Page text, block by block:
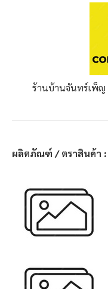
ร้านบ้านจันทร์เพ็ญ
ผลิตภัณฑ์ / ตราสินค้า :